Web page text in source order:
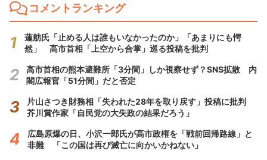
コメントランキング
蓮舫氏「止める人は誰もいなかったのか」「あまりにも愕
然」 高市首相「上空から合掌」巡る投稿を批判
高市首相の熊本避難所「3分間」しか視察せず？SNS拡散 内
閣広報官「51分間」だと否定
片山さつき財務相「失われた28年を取り戻す」投稿に批判
芥川賞作家「自民党の大失政の結果だろう」
広島原爆の日、小沢一郎氏が高市政権を「戦前回帰路線」と
非難 「この国は再び滅亡に向かいかねない」